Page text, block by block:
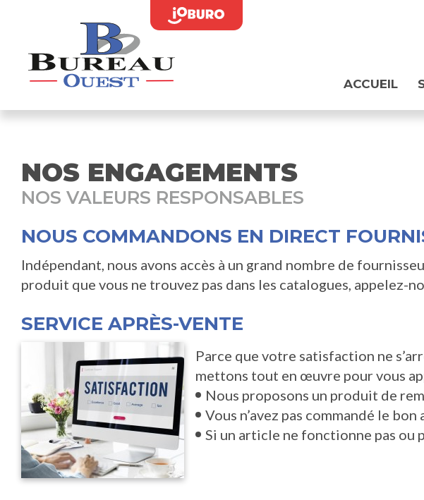
ACCUEIL
NOS ENGAGEMENTS
NOS VALEURS RESPONSABLES
NOUS COMMANDONS EN DIRECT
Indépendant, nous avons accès à un grand nombre de
produit que vous ne trouvez pas dans les catalogues, appelez-
SERVICE APRÈS-VENTE
Parce que votre satisfaction ne
mettons tout en œuvre pour vous
Nous proposons un produit de
Vous n’avez pas commandé le
Si un article ne fonctionne pas ou